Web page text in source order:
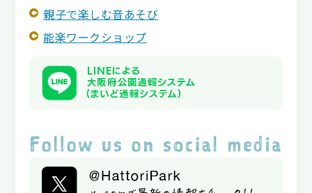
親子で楽しむ音あそび
能楽ワークショップ